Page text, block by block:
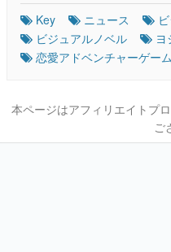
Key ニュース
ビジュアルノベル
ヨ
恋愛アドベンチャーゲーム
本ページはアフィリエイトプ
ご